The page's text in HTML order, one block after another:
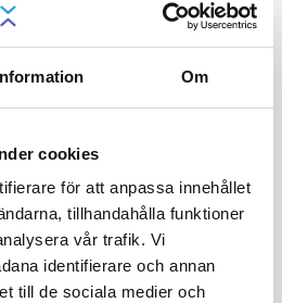
Om
cookies
för att anpassa innehållet
tillhandahålla funktioner
vår trafik. Vi
identifierare och annan
till de sociala medier och
| [INCL. 4 272
1208931
till i
Recensioner